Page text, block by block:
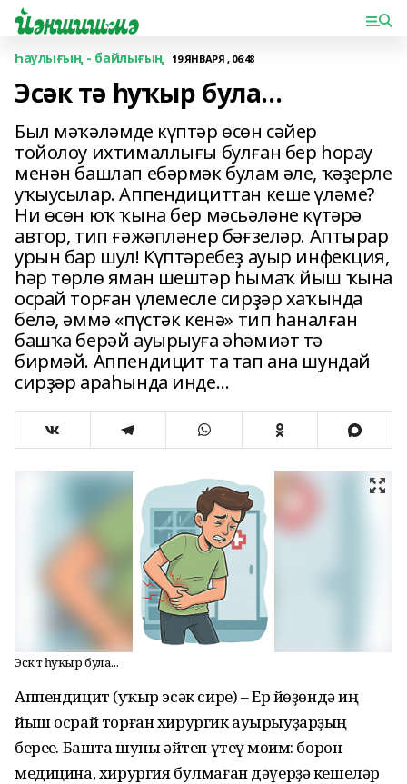
Һаулығың - байлығың 19 ЯНВАРЯ , 06:48
Эсәк тә һуҡыр була...
Был мәҡәләмде күптәр өсөн сәйер
тойолоу ихтималлығы булған бер һорау
менән башлап ебәрмәк булам әле, ҡәҙерле
уҡыусылар. Аппендициттан кеше үләме?
Ни өсөн юҡ ҡына бер мәсьәләне күтәрә
автор, тип ғәжәпләнер бәғзеләр. Аптырар
урын бар шул! Күптәребеҙ ауыр инфекция,
һәр төрлө яман шештәр һымаҡ йыш ҡына
осрай торған үлемесле сирҙәр хаҡында
белә, әммә «пүстәк кенә» тип һаналған
баш­ҡа берәй ауырыуға әһәмиәт тә
бирмәй. Аппендицит та тап ана шундай
сир­ҙәр араһында инде…
Эсәк тә һуҡыр була...
Аппендицит (һуҡыр эсәк сире) – Ер йөҙөндә иң
йыш осрай торған хирургик ауырыуҙарҙың
береһе. Башта шуны әйтеп үтеү мөһим: борон
медицина, хирургия булмаған дәүерҙә кешеләр